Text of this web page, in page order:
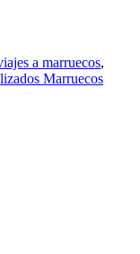
a marruecos,
Marruecos